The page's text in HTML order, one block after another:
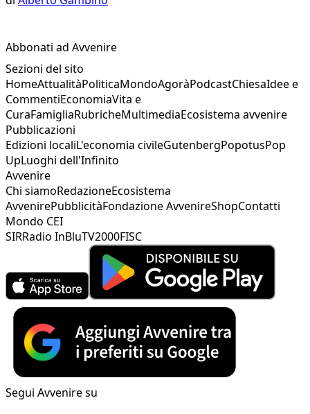
Abbonati ad Avvenire
Sezioni del sito
HomeAttualitàPoliticaMondoAgoràPodcastChiesaIdee e
CommentiEconomiaVita e
CuraFamigliaRubricheMultimediaEcosistema avvenire
Pubblicazioni
Edizioni localiL'economia civileGutenbergPopotusPop
UpLuoghi dell'Infinito
Avvenire
Chi siamoRedazioneEcosistema
AvvenirePubblicitàFondazione AvvenireShopContatti
Mondo CEI
SIRRadio InBluTV2000FISC
Segui Avvenire su